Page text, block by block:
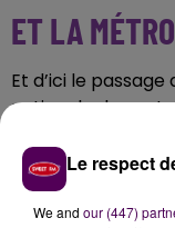
ET LA
Et d’ici le
nationale du
invite également
dossier, et
président, le
Le respect
We and our (447)